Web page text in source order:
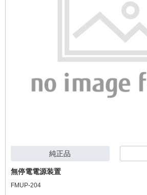
純正品
無停電電源装置
FMUP-204